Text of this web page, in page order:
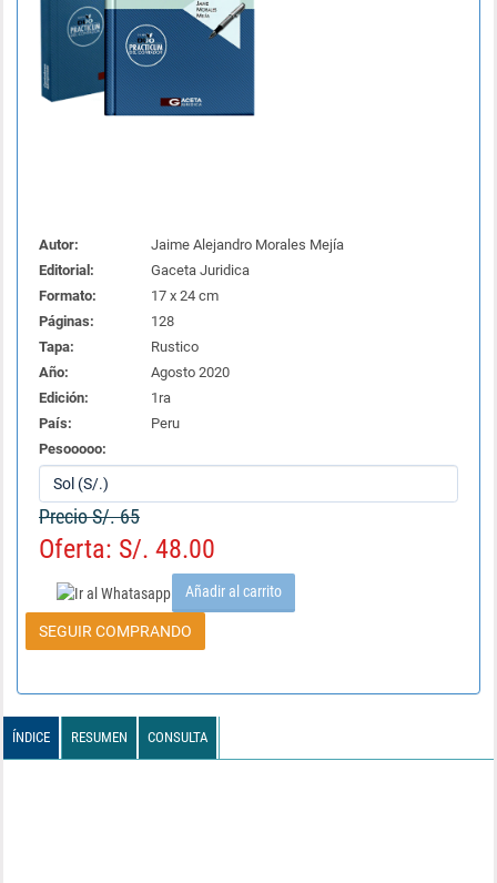
Autor:
Jaime Alejandro Morales Mejía
Editorial:
Gaceta Juridica
Formato:
17 x 24 cm
Páginas:
128
Tapa:
Rustico
Año:
Agosto 2020
Edición:
1ra
País:
Peru
Pesooooo:
Precio S/. 65
Oferta: S/. 48.00
Añadir al carrito
SEGUIR COMPRANDO
ÍNDICE RESUMEN CONSULTA